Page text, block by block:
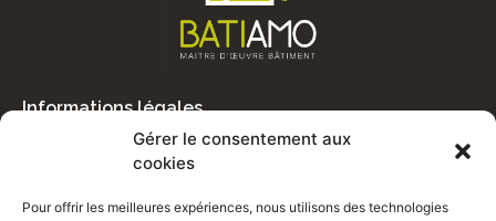
Gérer le consentement aux
cookies
Pour offrir les meilleures expériences, nous utilisons des technologies
Informations légales
Mentions légales
Politique de confidentialité
Plan du site